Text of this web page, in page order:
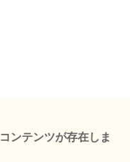
ンテンツが存在しま